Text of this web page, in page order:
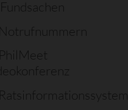
Fundsachen
Notrufnummern
PhilMeet
Ratsinformationssystem